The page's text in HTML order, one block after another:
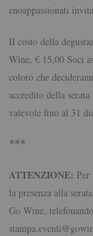
enoappassionati
Il costo della
Wine, € 15,00 Soci
coloro che
accredito della
valevole fino al 31
***
ATTENZIONE:
la presenza alla
Go Wine,